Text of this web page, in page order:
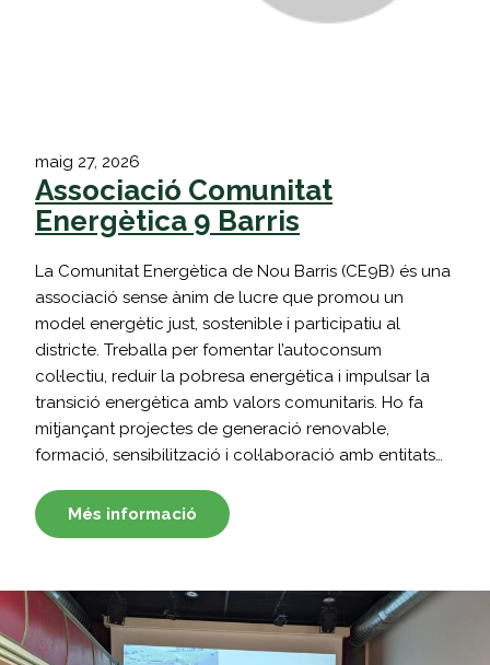
maig 27, 2026
Associació Comunitat
Energètica 9 Barris
La Comunitat Energètica de Nou Barris (CE9B) és una
associació sense ànim de lucre que promou un
model energètic just, sostenible i participatiu al
districte. Treballa per fomentar l’autoconsum
col·lectiu, reduir la pobresa energètica i impulsar la
transició energètica amb valors comunitaris. Ho fa
mitjançant projectes de generació renovable,
formació, sensibilització i col·laboració amb entitats…
Més informació